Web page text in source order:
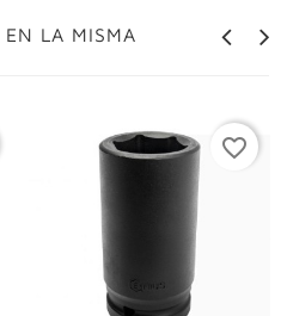
EN LA MISMA
favorite_border